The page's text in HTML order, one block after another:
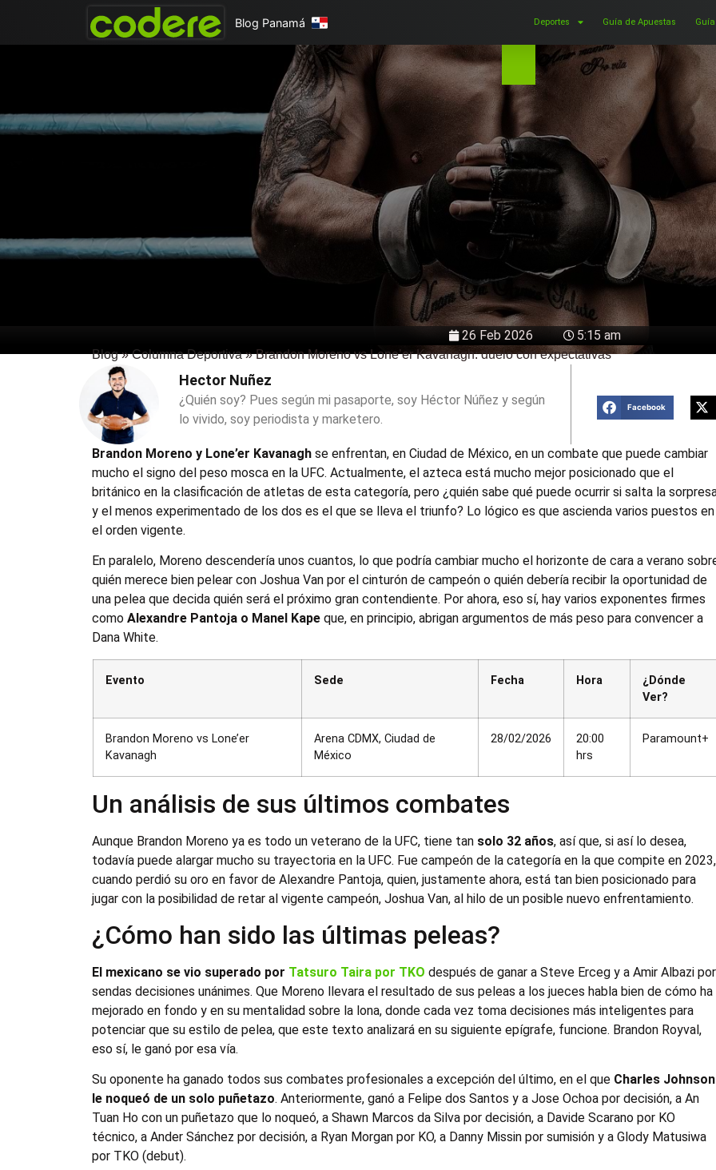
Blog Panamá Deportes Guía de Apuestas
26 Feb 2026 5:15 am
Blog»Columna Deportiva»Brandon Moreno vs Lone’er Kavanagh: duelo con expectativas
Hector Nuñez
¿Quién soy? Pues según mi pasaporte, soy Héctor Núñez y según
lo vivido, soy periodista y marketero.
Facebook
Brandon Moreno y Lone’er Kavanagh se enfrentan, en Ciudad de México, en un combate que puede cambiar
mucho el signo del peso mosca en la UFC. Actualmente, el azteca está mucho mejor posicionado que el
británico en la clasificación de atletas de esta categoría, pero ¿quién sabe qué puede ocurrir si salta la
y el menos experimentado de los dos es el que se lleva el triunfo? Lo lógico es que ascienda varios puestos en
el orden vigente.
En paralelo, Moreno descendería unos cuantos, lo que podría cambiar mucho el horizonte de cara a verano
quién merece bien pelear con Joshua Van por el cinturón de campeón o quién debería recibir la oportunidad de
una pelea que decida quién será el próximo gran contendiente. Por ahora, eso sí, hay varios exponentes firmes
comoAlexandre Pantoja o Manel Kape que, en principio, abrigan argumentos de más peso para convencer a
Dana White.
Evento Sede Fecha Hora
¿Dónde
Ver?
Brandon Moreno vs Lone’er
Kavanagh
Arena CDMX, Ciudad de
México
28/02/2026
20:00
hrs
Paramount+
Un análisis de sus últimos combates
Aunque Brandon Moreno ya es todo un veterano de la UFC, tiene tan solo 32 años, así que, si así lo desea,
todavía puede alargar mucho su trayectoria en la UFC. Fue campeón de la categoría en la que compite en 2023,
cuando perdió su oro en favor de Alexandre Pantoja, quien, justamente ahora, está tan bien posicionado para
jugar con la posibilidad de retar al vigente campeón, Joshua Van, al hilo de un posible nuevo enfrentamiento.
¿Cómo han sido las últimas peleas?
El mexicano se vio superado por Tatsuro Taira por TKO después de ganar a Steve Erceg y a Amir Albazi por
sendas decisiones unánimes. Que Moreno llevara el resultado de sus peleas a los jueces habla bien de cómo ha
mejorado en fondo y en su mentalidad sobre la lona, donde cada vez toma decisiones más inteligentes para
potenciar que su estilo de pelea, que este texto analizará en su siguiente epígrafe, funcione. Brandon Royval,
eso sí, le ganó por esa vía.
Su oponente ha ganado todos sus combates profesionales a excepción del último, en el que Charles Johnson
le noqueó de un solo puñetazo. Anteriormente, ganó a Felipe dos Santos y a Jose Ochoa por decisión, a An
Tuan Ho con un puñetazo que lo noqueó, a Shawn Marcos da Silva por decisión, a Davide Scarano por KO
técnico, a Ander Sánchez por decisión, a Ryan Morgan por KO, a Danny Missin por sumisión y a Glody Matusiwa
por TKO (debut).